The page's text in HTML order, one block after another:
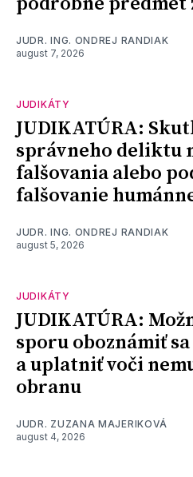
JUDR. ING. ONDREJ RANDIAK
august 7, 2026
JUDIKÁTY
JUDIKATÚRA:
správneho deliktu
falšovania alebo
falšovanie
JUDR. ING. ONDREJ RANDIAK
august 5, 2026
JUDIKÁTY
JUDIKATÚRA:
sporu oboznámiť
a uplatniť voči
obranu
JUDR. ZUZANA MAJERIKOVÁ
august 4, 2026